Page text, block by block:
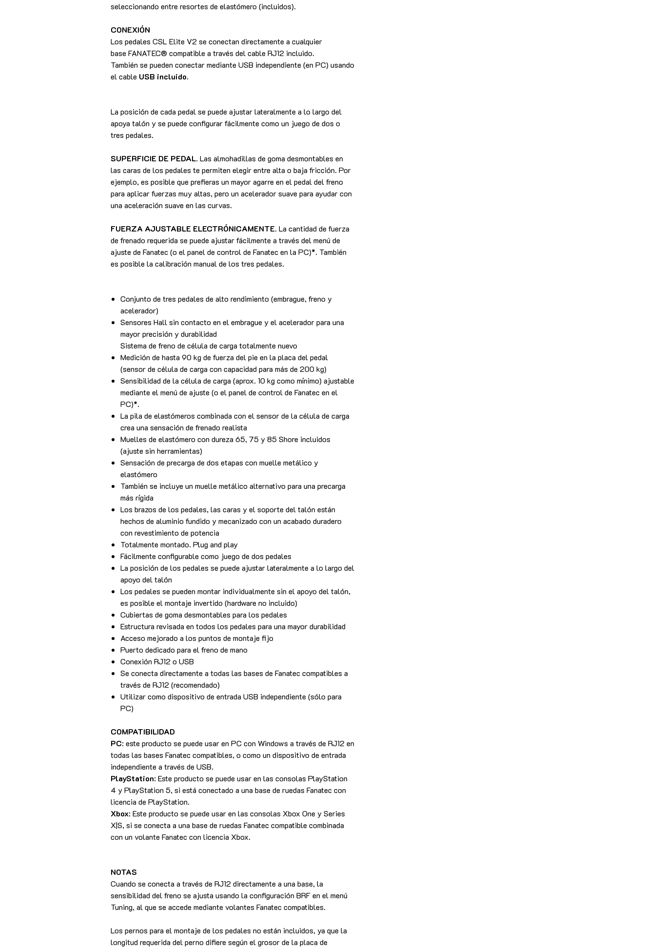
seleccionando entre resortes de elastómero (incluidos).
CONEXIÓN
Los pedales CSL Elite V2 se conectan directamente a cualquier
base FANATEC® compatible a través del cable RJ12 incluido.
También se pueden conectar mediante USB independiente (en PC) usando
el cable USB incluido.
La posición de cada pedal se puede ajustar lateralmente a lo largo del
apoya talón y se puede configurar fácilmente como un juego de dos o
tres pedales.
SUPERFICIE DE PEDAL. Las almohadillas de goma desmontables en
las caras de los pedales te permiten elegir entre alta o baja fricción. Por
ejemplo, es posible que prefieras un mayor agarre en el pedal del freno
para aplicar fuerzas muy altas, pero un acelerador suave para ayudar con
una aceleración suave en las curvas.
FUERZA AJUSTABLE ELECTRÓNICAMENTE. La cantidad de fuerza
de frenado requerida se puede ajustar fácilmente a través del menú de
ajuste de Fanatec (o el panel de control de Fanatec en la PC)*. También
es posible la calibración manual de los tres pedales.
Conjunto de tres pedales de alto rendimiento (embrague, freno y
acelerador)
Sensores Hall sin contacto en el embrague y el acelerador para una
mayor precisión y durabilidad
Sistema de freno de célula de carga totalmente nuevo
Medición de hasta 90 kg de fuerza del pie en la placa del pedal
(sensor de célula de carga con capacidad para más de 200 kg)
Sensibilidad de la célula de carga (aprox. 10 kg como mínimo) ajustable
mediante el menú de ajuste (o el panel de control de Fanatec en el
PC)*.
La pila de elastómeros combinada con el sensor de la célula de carga
crea una sensación de frenado realista
Muelles de elastómero con dureza 65, 75 y 85 Shore incluidos
(ajuste sin herramientas)
Sensación de precarga de dos etapas con muelle metálico y
elastómero
También se incluye un muelle metálico alternativo para una precarga
más rígida
Los brazos de los pedales, las caras y el soporte del talón están
hechos de aluminio fundido y mecanizado con un acabado duradero
con revestimiento de potencia
Totalmente montado. Plug and play
Fácilmente configurable como juego de dos pedales
La posición de los pedales se puede ajustar lateralmente a lo largo del
apoyo del talón
Los pedales se pueden montar individualmente sin el apoyo del talón,
es posible el montaje invertido (hardware no incluido)
Cubiertas de goma desmontables para los pedales
Estructura revisada en todos los pedales para una mayor durabilidad
Acceso mejorado a los puntos de montaje fijo
Puerto dedicado para el freno de mano
Conexión RJ12 o USB
Se conecta directamente a todas las bases de Fanatec compatibles a
través de RJ12 (recomendado)
Utilizar como dispositivo de entrada USB independiente (sólo para
PC)
COMPATIBILIDAD
PC: este producto se puede usar en PC con Windows a través de RJ12 en
todas las bases Fanatec compatibles, o como un dispositivo de entrada
independiente a través de USB.
PlayStation: Este producto se puede usar en las consolas PlayStation
4 y PlayStation 5, si está conectado a una base de ruedas Fanatec con
licencia de PlayStation.
Xbox: Este producto se puede usar en las consolas Xbox One y Series
X|S, si se conecta a una base de ruedas Fanatec compatible combinada
con un volante Fanatec con licencia Xbox.
NOTAS
Cuando se conecta a través de RJ12 directamente a una base, la
sensibilidad del freno se ajusta usando la configuración BRF en el menú
Tuning, al que se accede mediante volantes Fanatec compatibles.
Los pernos para el montaje de los pedales no están incluidos, ya que la
longitud requerida del perno difiere según el grosor de la placa de